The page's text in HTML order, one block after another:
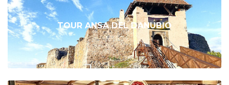
TOUR ANSA DEL DANUBIO